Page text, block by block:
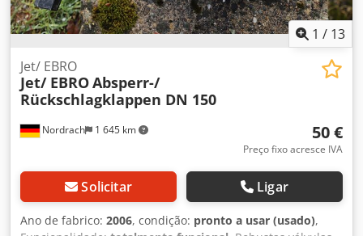
1 / 13
Nordrach 1 645 km
Jet/ EBRO
Jet/ EBROAbsperr-/
Rückschlagklappen DN 150
50 €
Preço fixo acresce IVA
Solicitar Ligar
Ano de fabrico: 2006, condição: pronto a usar (usado),